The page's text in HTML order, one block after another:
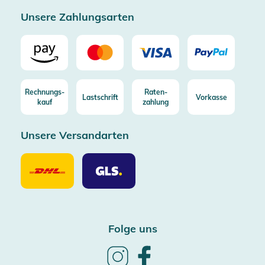
Unsere Zahlungsarten
Rechnungs-
kauf
Lastschrift
Raten-
zahlung
Vorkasse
Unsere Versandarten
Unsere
Versandarten
DHL
Unsere
Versandarten
GLS
Folge uns
Follow